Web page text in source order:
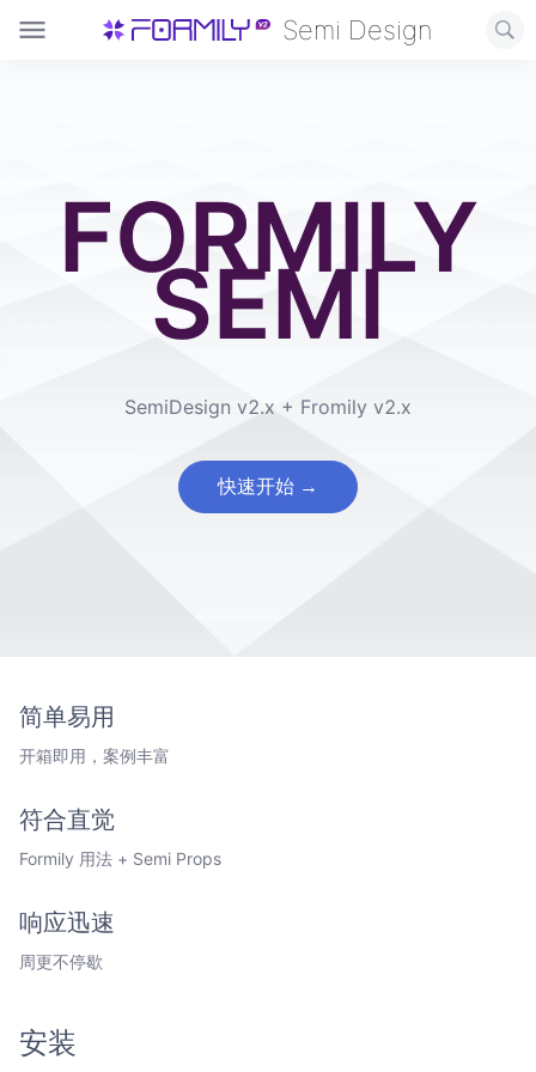
Semi Design
FORMILY
SEMI
SemiDesign v2.x + Fromily v2.x
快速开始 →
简单易用
开箱即用，案例丰富
符合直觉
Formily 用法 + Semi Props
响应迅速
周更不停歇
安装